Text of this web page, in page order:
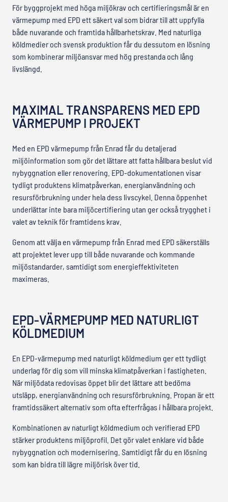
För byggprojekt med höga miljökrav och certifieringsmål är en
värmepump med EPD ett säkert val som bidrar till att uppfylla
både nuvarande och framtida hållbarhetskrav. Med naturliga
köldmedier och svensk produktion får du dessutom en lösning
som kombinerar miljöansvar med hög prestanda och lång
livslängd.
MAXIMAL TRANSPARENS MED EPD
VÄRMEPUMP I PROJEKT
Med en EPD värmepump från Enrad får du detaljerad
miljöinformation som gör det lättare att fatta hållbara beslut vid
nybyggnation eller renovering. EPD-dokumentationen visar
tydligt produktens klimatpåverkan, energianvändning och
resursförbrukning under hela dess livscykel. Denna öppenhet
underlättar inte bara miljöcertifiering utan ger också trygghet i
valet av teknik för framtidens krav.
Genom att välja en värmepump från Enrad med EPD säkerställs
att projektet lever upp till både nuvarande och kommande
miljöstandarder, samtidigt som energieffektiviteten
maximeras.
EPD-VÄRMEPUMP MED NATURLIGT
KÖLDMEDIUM
En EPD-värmepump med naturligt köldmedium ger ett tydligt
underlag för dig som vill minska klimatpåverkan i fastigheten.
När miljödata redovisas öppet blir det lättare att bedöma
utsläpp, energianvändning och resursförbrukning. Propan är ett
framtidssäkert alternativ som ofta efterfrågas i hållbara projekt.
Kombinationen av naturligt köldmedium och verifierad EPD
stärker produktens miljöprofil. Det gör valet enklare vid både
nybyggnation och modernisering. Samtidigt får du en lösning
som kan bidra till lägre miljörisk över tid.